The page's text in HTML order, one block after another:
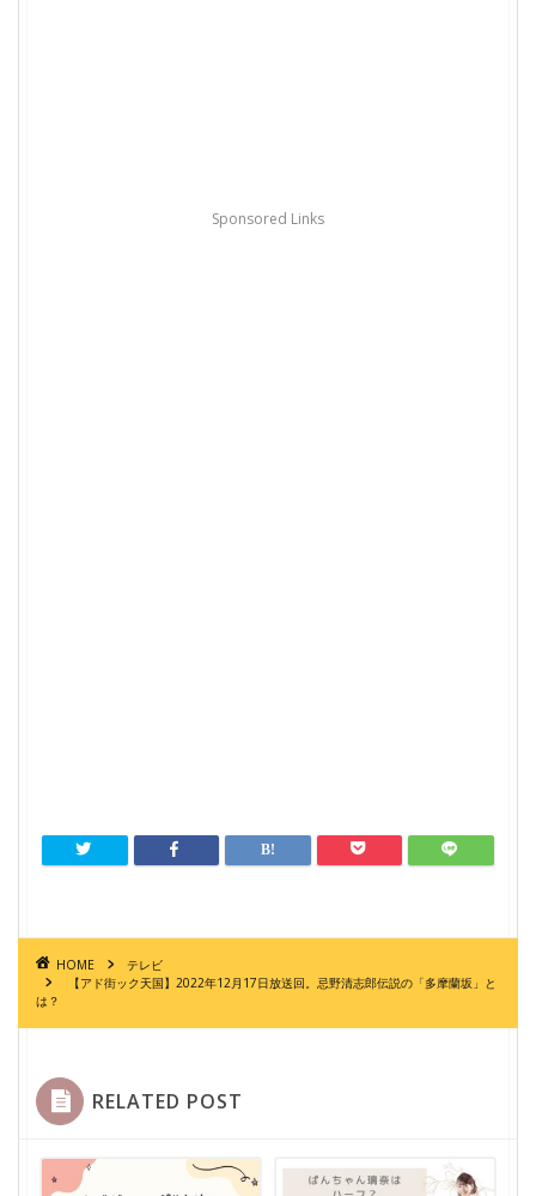
Sponsored Links
HOME
テレビ
【アド街ック天国】2022年12月17日放送回。忌野清志郎伝説の「多摩蘭坂」と
は？
RELATED POST